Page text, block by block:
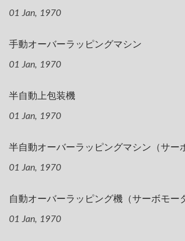
01 Jan, 1970
手動オーバーラッピングマシン
01 Jan, 1970
半自動上包装機
01 Jan, 1970
半自動オーバーラッピングマシン（サー
01 Jan, 1970
自動オーバーラッピング機（サーボモー
01 Jan, 1970